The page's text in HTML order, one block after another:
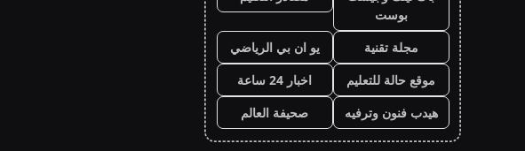
بوست
مجلة تقنية
يو ان بي الرياضي
موقع حالة للتعليم
اخبار 24 ساعة
هيدب فنون وترفيه
صحيفة العالم